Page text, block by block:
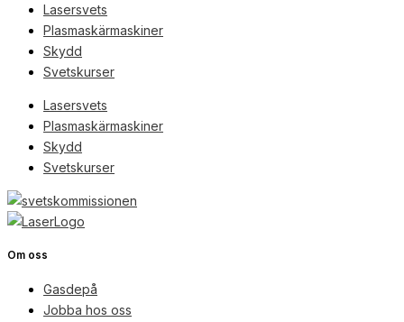
Lasersvets
Plasmaskärmaskiner
Skydd
Svetskurser
Lasersvets
Plasmaskärmaskiner
Skydd
Svetskurser
Om oss
Gasdepå
Jobba hos oss